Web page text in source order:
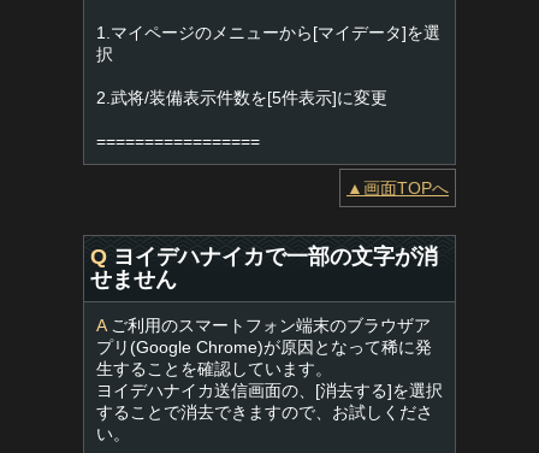
1.マイページのメニューから[マイデータ]を選
択
2.武将/装備表示件数を[5件表示]に変更
=================
▲画面TOPへ
Q ヨイデハナイカで一部の文字が消
せません
Aご利用のスマートフォン端末のブラウザア
プリ(Google Chrome)が原因となって稀に発
生することを確認しています。
ヨイデハナイカ送信画面の、[消去する]を選択
することで消去できますので、お試しくださ
い。